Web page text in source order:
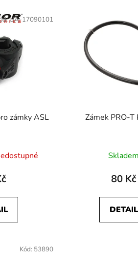
zámky ASL
UA-17090101
Zámek PRO-T
Skladem
80 Kč
DETAIL
Kód: 53890